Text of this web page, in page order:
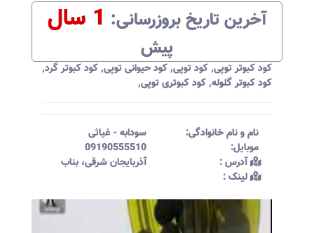
آخرین تاریخ بروزرسانی:‌ 1 سال
پیش
کود کبوتر توپی,کود توپی,کود حیوانی توپی,کود کبوتر گرد,
کود کبوتر گلوله,کود کبوتری توپی,
نام و نام خانوادگی:‌ سودابه - غیاثی
موبایل:‌
09190555510
آدرس :‌
آذربایجان شرقی، بناب
لینک :‌